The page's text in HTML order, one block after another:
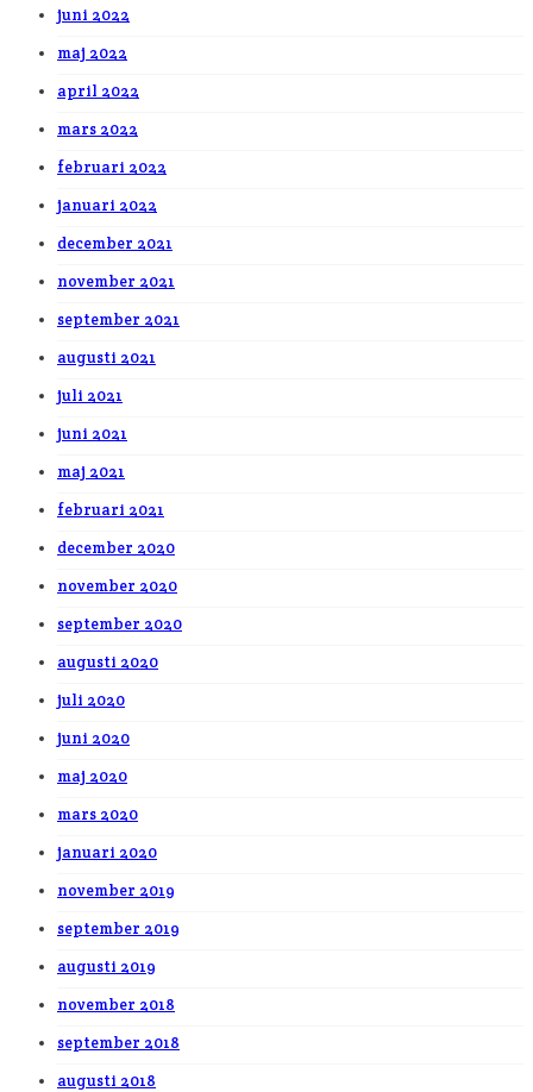
juni 2022
maj 2022
april 2022
mars 2022
februari 2022
januari 2022
december 2021
november 2021
september 2021
augusti 2021
juli 2021
juni 2021
maj 2021
februari 2021
december 2020
november 2020
september 2020
augusti 2020
juli 2020
juni 2020
maj 2020
mars 2020
januari 2020
november 2019
september 2019
augusti 2019
november 2018
september 2018
augusti 2018